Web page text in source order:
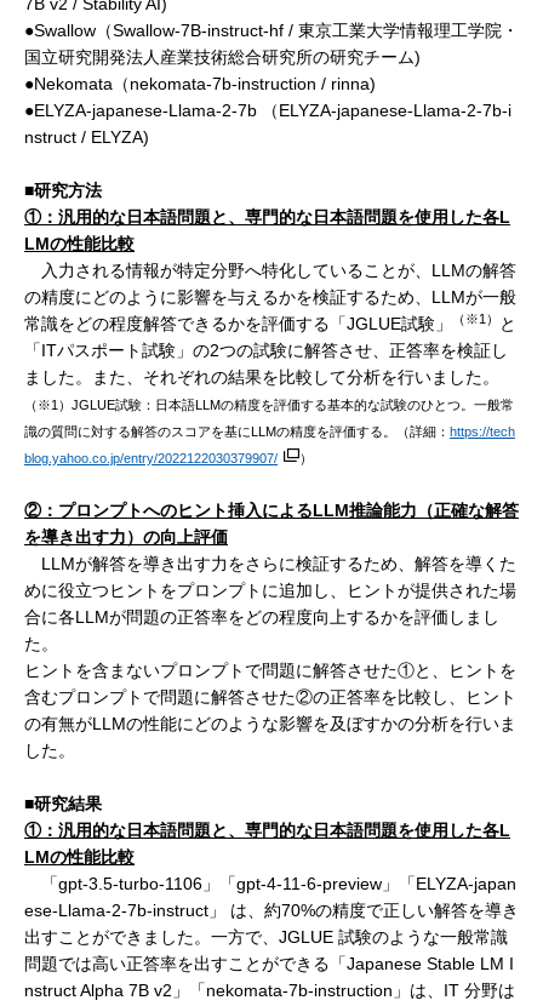
7B v2 / Stability AI)
●Swallow（Swallow-7B-instruct-hf / 東京工業大学情報理工学院・
国立研究開発法人産業技術総合研究所の研究チーム)
●Nekomata（nekomata-7b-instruction / rinna)
●ELYZA-japanese-Llama-2-7b （ELYZA-japanese-Llama-2-7b-i
nstruct / ELYZA)
■研究方法
①：汎用的な日本語問題と、専門的な日本語問題を使用した各L
LMの性能比較
入力される情報が特定分野へ特化していることが、LLMの解答
の精度にどのように影響を与えるかを検証するため、LLMが一般
常識をどの程度解答できるかを評価する「JGLUE試験」
（※1）
と
「ITパスポート試験」の2つの試験に解答させ、正答率を検証し
ました。また、それぞれの結果を比較して分析を行いました。
（※1）JGLUE試験：日本語LLMの精度を評価する基本的な試験のひとつ。一般常
識の質問に対する解答のスコアを基にLLMの精度を評価する。（詳細： https://tech
blog.yahoo.co.jp/entry/2022122030379907/
）
②：プロンプトへのヒント挿入によるLLM推論能力（正確な解答
を導き出す力）の向上評価
LLMが解答を導き出す力をさらに検証するため、解答を導くた
めに役立つヒントをプロンプトに追加し、ヒントが提供された場
合に各LLMが問題の正答率をどの程度向上するかを評価しまし
た。
ヒントを含まないプロンプトで問題に解答させた①と、ヒントを
含むプロンプトで問題に解答させた②の正答率を比較し、ヒント
の有無がLLMの性能にどのような影響を及ぼすかの分析を行いま
した。
■研究結果
①：汎用的な日本語問題と、専門的な日本語問題を使用した各L
LMの性能比較
「gpt-3.5-turbo-1106」「gpt-4-11-6-preview」「ELYZA-japan
ese-Llama-2-7b-instruct」 は、約70%の精度で正しい解答を導き
出すことができました。一方で、JGLUE 試験のような一般常識
問題では高い正答率を出すことができる「Japanese Stable LM I
nstruct Alpha 7B v2」「nekomata-7b-instruction」は、IT 分野は